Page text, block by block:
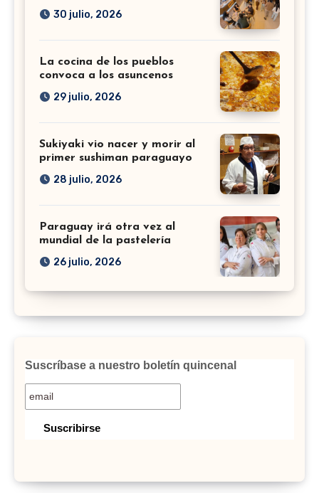
30 julio, 2026
La cocina de los pueblos
convoca a los asuncenos
29 julio, 2026
Sukiyaki vio nacer y morir al
primer sushiman paraguayo
28 julio, 2026
Paraguay irá otra vez al
mundial de la pastelería
26 julio, 2026
Suscríbase a nuestro boletín quincenal